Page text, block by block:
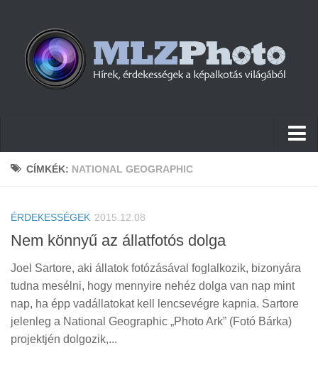
Hírek
Cikkek
Szoftver
Firmware
Tudástár
Tanácsok
Érdekességek
CÍMKÉK: NATIONAL GEOGRAPHIC
ÉRDEKESSÉGEK 2015.12.08
Nem könnyű az állatfotós dolga
Joel Sartore, aki állatok fotózásával foglalkozik, bizonyára
tudna mesélni, hogy mennyire nehéz dolga van nap mint
nap, ha épp vadállatokat kell lencsevégre kapnia. Sartore
jelenleg a National Geographic „Photo Ark” (Fotó Bárka)
projektjén dolgozik,...